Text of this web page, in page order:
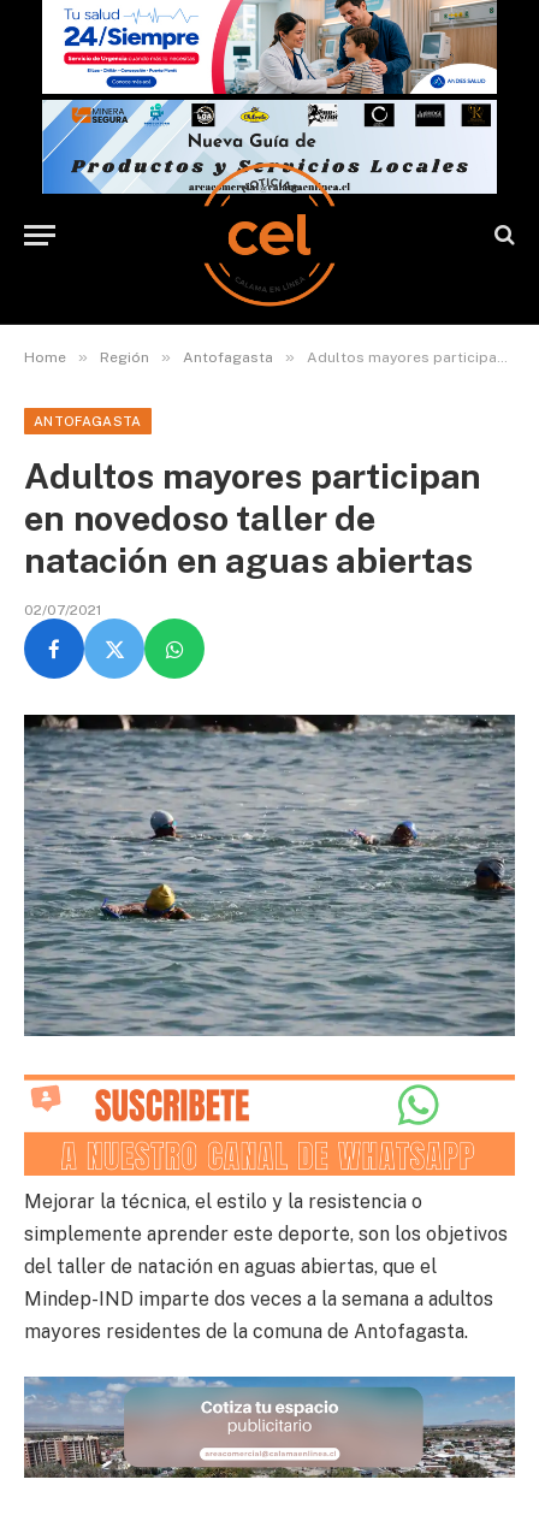
Home » Región » Antofagasta » Adultos mayores participan en novedoso taller de natación en aguas abiertas
ANTOFAGASTA
Adultos mayores participan
en novedoso taller de
natación en aguas abiertas
02/07/2021
Mejorar la técnica, el estilo y la resistencia o
simplemente aprender este deporte, son los objetivos
del taller de natación en aguas abiertas, que el
Mindep-IND imparte dos veces a la semana a adultos
mayores residentes de la comuna de Antofagasta.